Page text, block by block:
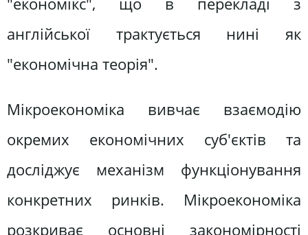
англійської трактується нині як
"економічна теорія".
Мікроекономіка вивчає взаємодію
окремих економічних суб'єктів та
досліджує механізм функціонування
конкретних ринків. Мікроекономіка
розкриває основні закономірності